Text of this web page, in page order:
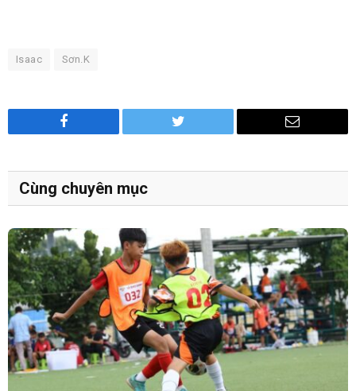
Isaac Sơn.K
Facebook Twitter Email
Cùng chuyên mục